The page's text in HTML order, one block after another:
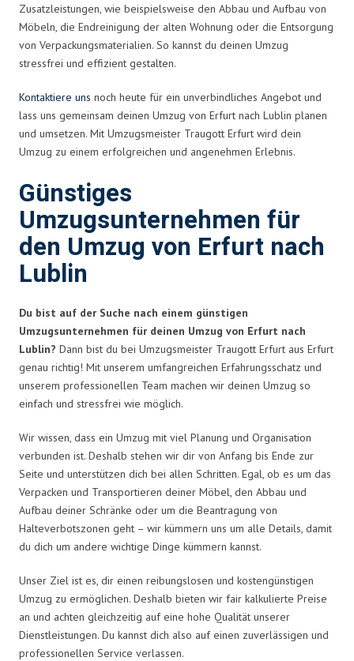
Zusatzleistungen, wie beispielsweise den Abbau und Aufbau von
Möbeln, die Endreinigung der alten Wohnung oder die Entsorgung
von Verpackungsmaterialien. So kannst du deinen Umzug
stressfrei und effizient gestalten.
Kontaktiere uns noch heute für ein unverbindliches Angebot und
lass uns gemeinsam deinen Umzug von Erfurt nach Lublin planen
und umsetzen. Mit Umzugsmeister Traugott Erfurt wird dein
Umzug zu einem erfolgreichen und angenehmen Erlebnis.
Günstiges
Umzugsunternehmen für
den Umzug von Erfurt nach
Lublin
Du bist auf der Suche nach einem günstigen
Umzugsunternehmen für deinen Umzug von Erfurt nach
Lublin? Dann bist du bei Umzugsmeister Traugott Erfurt aus Erfurt
genau richtig! Mit unserem umfangreichen Erfahrungsschatz und
unserem professionellen Team machen wir deinen Umzug so
einfach und stressfrei wie möglich.
Wir wissen, dass ein Umzug mit viel Planung und Organisation
verbunden ist. Deshalb stehen wir dir von Anfang bis Ende zur
Seite und unterstützen dich bei allen Schritten. Egal, ob es um das
Verpacken und Transportieren deiner Möbel, den Abbau und
Aufbau deiner Schränke oder um die Beantragung von
Halteverbotszonen geht – wir kümmern uns um alle Details, damit
du dich um andere wichtige Dinge kümmern kannst.
Unser Ziel ist es, dir einen reibungslosen und kostengünstigen
Umzug zu ermöglichen. Deshalb bieten wir fair kalkulierte Preise
an und achten gleichzeitig auf eine hohe Qualität unserer
Dienstleistungen. Du kannst dich also auf einen zuverlässigen und
professionellen Service verlassen.